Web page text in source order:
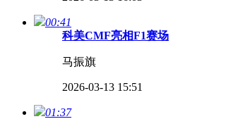
00:41
​科美CMF亮相F1赛场
马振旗
2026-03-13 15:51
01:37